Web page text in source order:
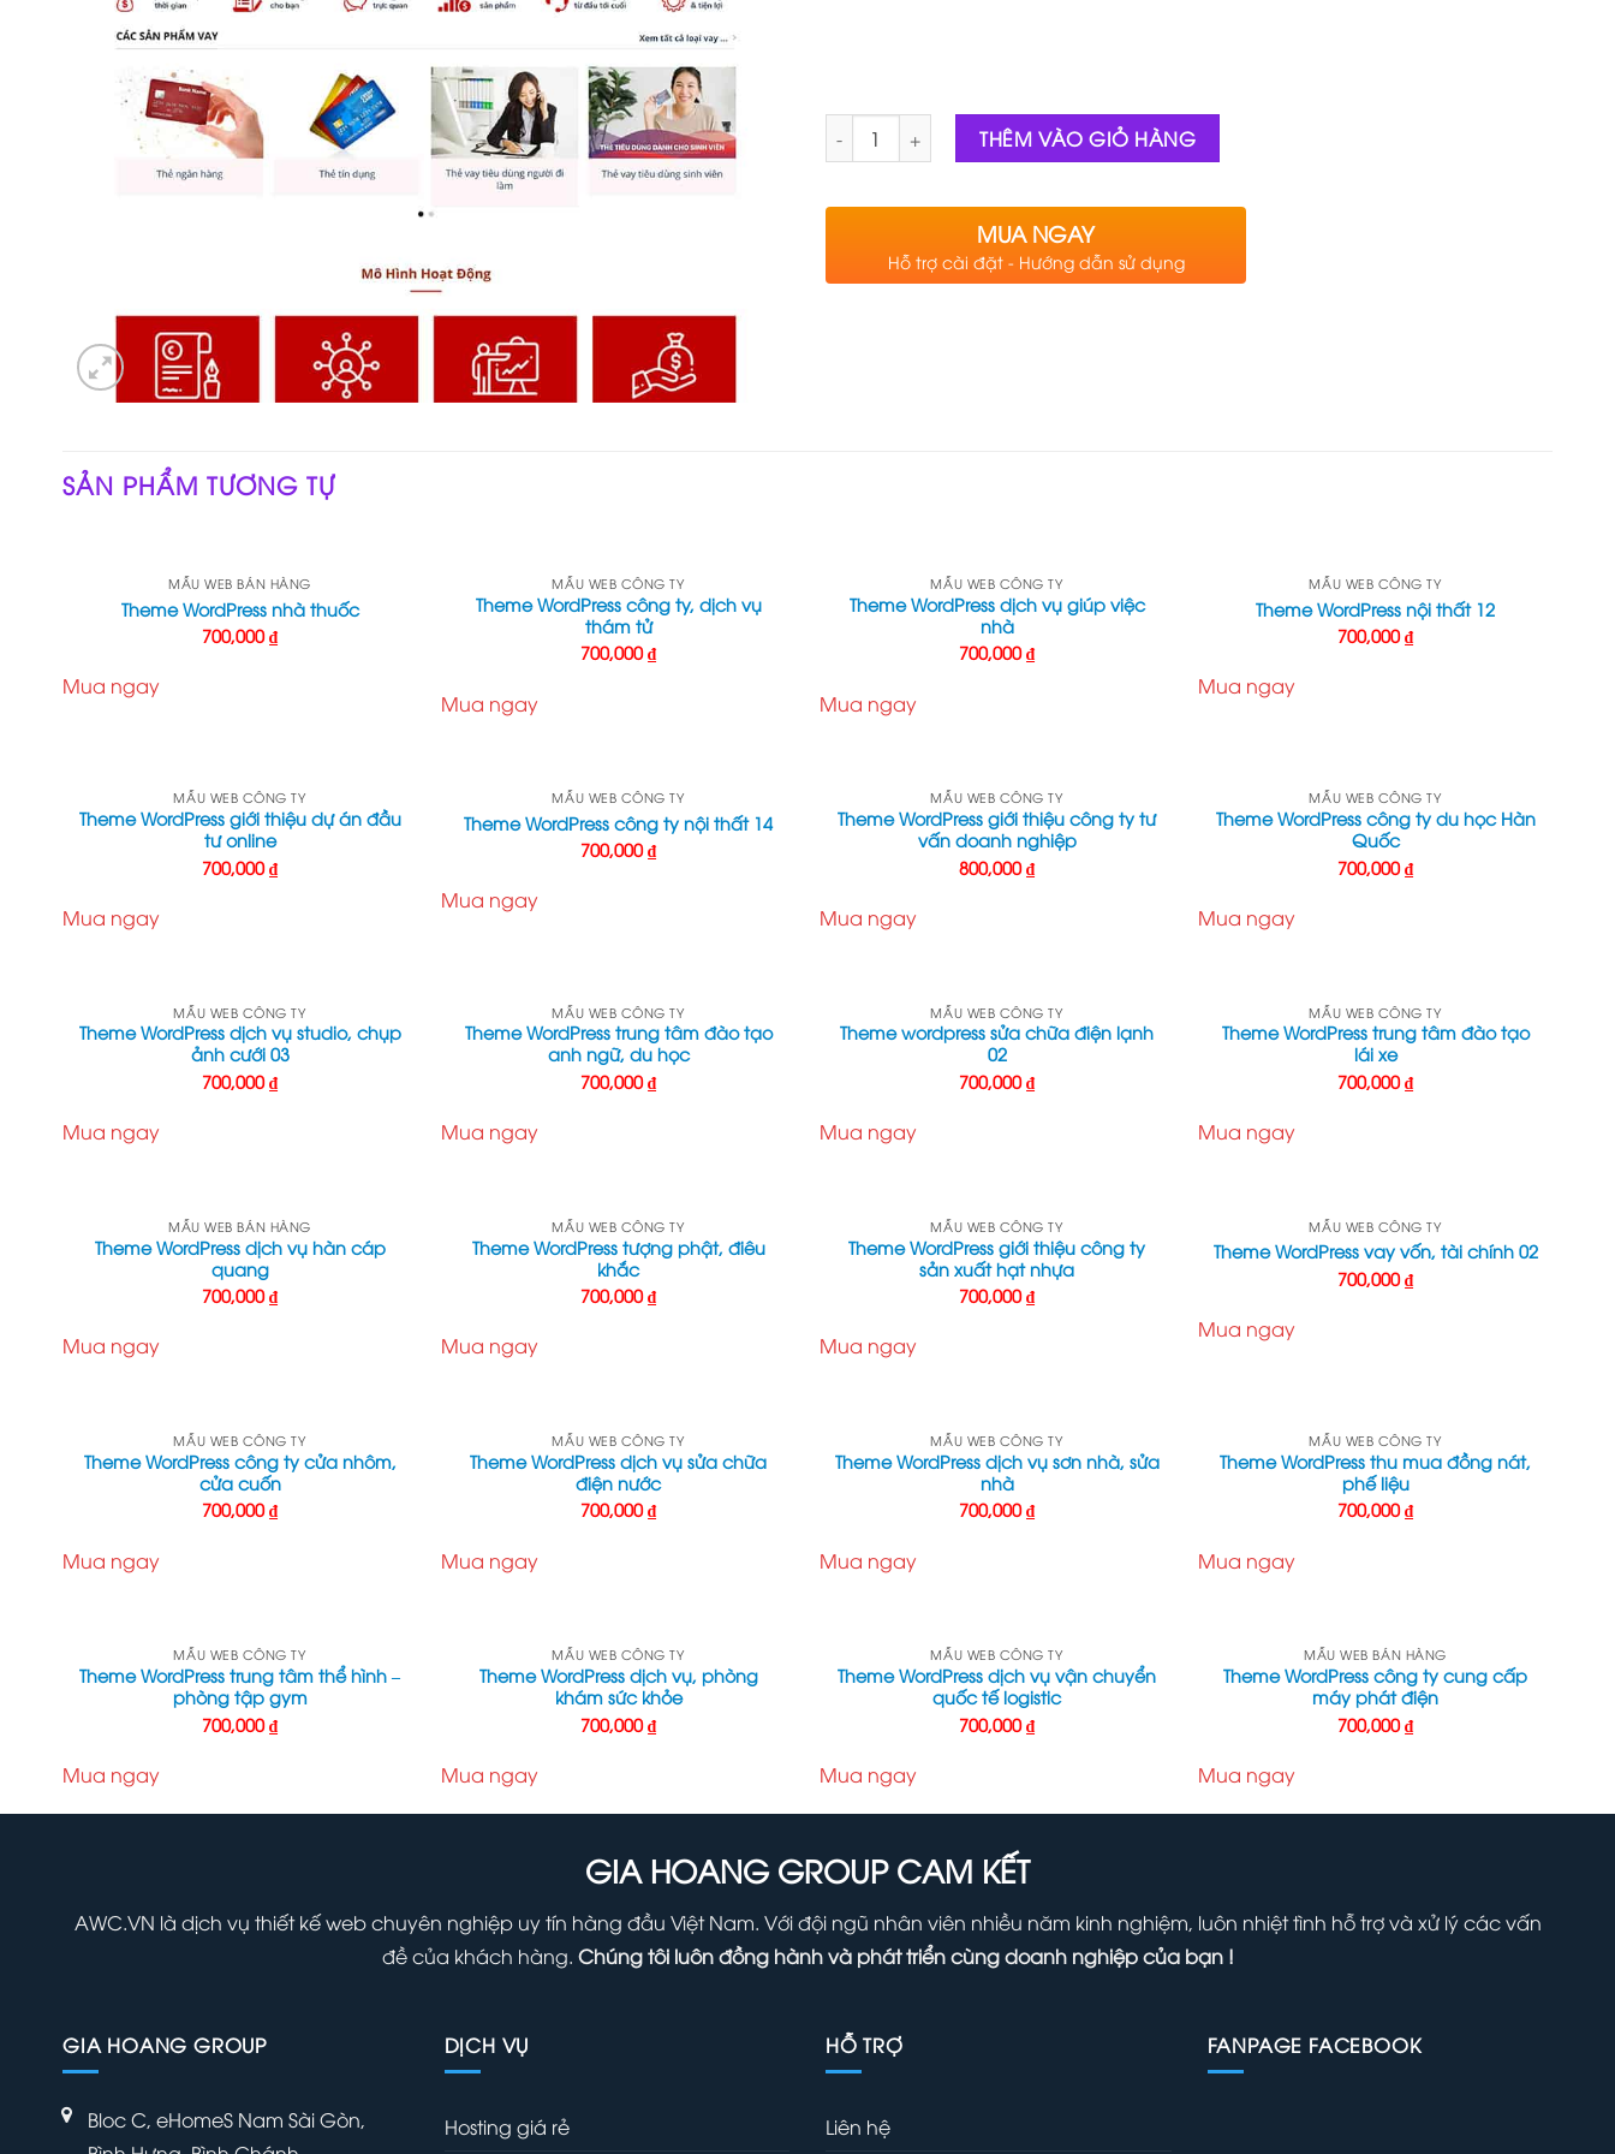
Số lượng THÊM VÀO GIỎ HÀNG
MUA NGAY
Hỗ trợ cài đặt - Hướng dẫn sử dụng
SẢN PHẨM TƯƠNG TỰ
MẪU WEB BÁN HÀNG
Theme WordPress nhà thuốc
700,000₫
Mua ngay
MẪU WEB CÔNG TY
Theme WordPress công ty, dịch vụ
thám tử
700,000₫
Mua ngay
MẪU WEB CÔNG TY
Theme WordPress dịch vụ giúp việc
nhà
700,000₫
Mua ngay
MẪU WEB CÔNG TY
Theme WordPress nội thất 12
700,000₫
Mua ngay
MẪU WEB CÔNG TY
Theme WordPress giới thiệu dự án đầu
tư online
700,000₫
Mua ngay
MẪU WEB CÔNG TY
Theme WordPress công ty nội thất 14
700,000₫
Mua ngay
MẪU WEB CÔNG TY
Theme WordPress giới thiệu công ty tư
vấn doanh nghiệp
800,000₫
Mua ngay
MẪU WEB CÔNG TY
Theme WordPress công ty du học Hàn
Quốc
700,000₫
Mua ngay
MẪU WEB CÔNG TY
Theme WordPress dịch vụ studio, chụp
ảnh cưới 03
700,000₫
Mua ngay
MẪU WEB CÔNG TY
Theme WordPress trung tâm đào tạo
anh ngữ, du học
700,000₫
Mua ngay
MẪU WEB CÔNG TY
Theme wordpress sửa chữa điện lạnh
02
700,000₫
Mua ngay
MẪU WEB CÔNG TY
Theme WordPress trung tâm đào tạo
lái xe
700,000₫
Mua ngay
MẪU WEB BÁN HÀNG
Theme WordPress dịch vụ hàn cáp
quang
700,000₫
Mua ngay
MẪU WEB CÔNG TY
Theme WordPress tượng phật, điêu
khắc
700,000₫
Mua ngay
MẪU WEB CÔNG TY
Theme WordPress giới thiệu công ty
sản xuất hạt nhựa
700,000₫
Mua ngay
MẪU WEB CÔNG TY
Theme WordPress vay vốn, tài chính 02
700,000₫
Mua ngay
MẪU WEB CÔNG TY
Theme WordPress công ty cửa nhôm,
cửa cuốn
700,000₫
Mua ngay
MẪU WEB CÔNG TY
Theme WordPress dịch vụ sửa chữa
điện nước
700,000₫
Mua ngay
MẪU WEB CÔNG TY
Theme WordPress dịch vụ sơn nhà, sửa
nhà
700,000₫
Mua ngay
MẪU WEB CÔNG TY
Theme WordPress thu mua đồng nát,
phế liệu
700,000₫
Mua ngay
MẪU WEB CÔNG TY
Theme WordPress trung tâm thể hình –
phòng tập gym
700,000₫
Mua ngay
MẪU WEB CÔNG TY
Theme WordPress dịch vụ, phòng
khám sức khỏe
700,000₫
Mua ngay
MẪU WEB CÔNG TY
Theme WordPress dịch vụ vận chuyển
quốc tế logistic
700,000₫
Mua ngay
MẪU WEB BÁN HÀNG
Theme WordPress công ty cung cấp
máy phát điện
700,000₫
Mua ngay
GIA HOANG GROUP CAM KẾT
AWC.VN là dịch vụ thiết kế web chuyên nghiệp uy tín hàng đầu Việt Nam. Với đội ngũ nhân viên nhiều năm kinh nghiệm, luôn nhiệt tình hỗ trợ và xử lý các vấn
đề của khách hàng. Chúng tôi luôn đồng hành và phát triển cùng doanh nghiệp của bạn !
GIA HOANG GROUP
Bloc C, eHomeS Nam Sài Gòn,
DỊCH VỤ
Hosting giá rẻ
HỖ TRỢ
Liên hệ
FANPAGE FACEBOOK